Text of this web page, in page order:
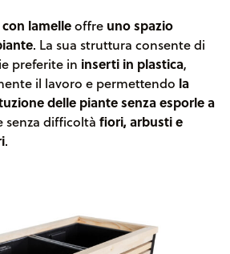
lamelleoffre uno spazio
. La sua struttura consente di
preferite in inserti in plastica,
il lavoro e permettendo la
delle piante senza esporle a
senza difficoltà fiori, arbusti e
.